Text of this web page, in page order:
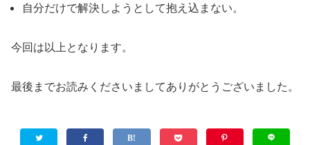
自分だけで解決しようとして抱え込まない。
今回は以上となります。
最後までお読みくださいましてありがとうございました。